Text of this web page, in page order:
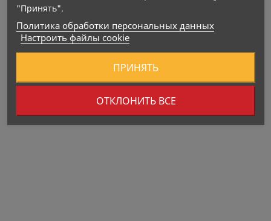
"Принять".
Политика обработки персональных данных
Настроить файлы cookie
ОТКЛОНИТЬ ВСЕ
ПРИНЯТЬ